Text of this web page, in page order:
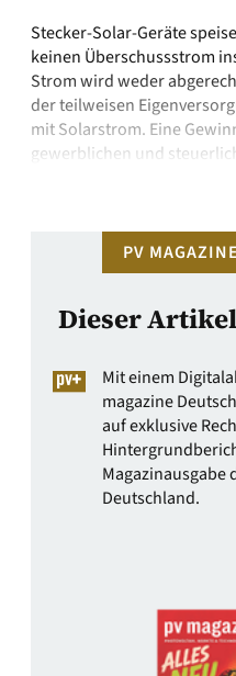
Stecker-Solar-Geräte
keinen Überschussstrom
Strom wird weder
der teilweisen
mit Solarstrom. Eine
gewerblichen und
PV
Dieser
Mit einem
magazine
auf exklusive
Magazinausgabe
Deutschland.